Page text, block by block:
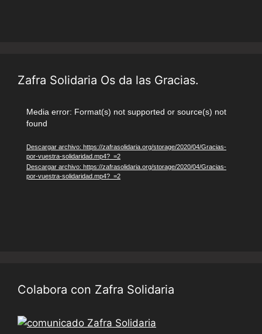
Zafra Solidaria Os da las Gracias.
Reproductor
de
vídeo
Media error: Format(s) not supported or source(s) not
found
Descargar archivo: https://zafrasolidaria.org/storage/2020/04/Gracias-
por-vuestra-solidaridad.mp4?_=2
Descargar archivo: https://zafrasolidaria.org/storage/2020/04/Gracias-
por-vuestra-solidaridad.mp4?_=2
Colabora con Zafra Solidaria